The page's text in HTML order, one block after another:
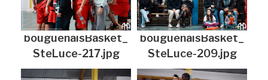
bouguenaisBasket_
SteLuce-217.jpg
bouguenaisBasket_
SteLuce-209.jpg